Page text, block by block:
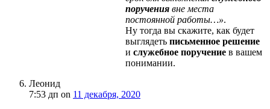
поручения вне места
постоянной работы…».
Ну тогда вы скажите, как будет
выглядеть письменное решение
и служебное поручение в вашем
понимании.
Леонид
7:53 дп on 11 декабря, 2020